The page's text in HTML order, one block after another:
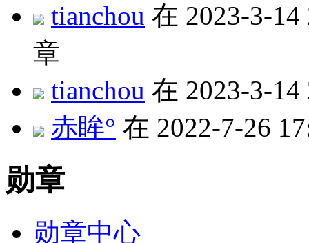
tianchou 在 2023-3-
章
tianchou 在 2023-3-
赤眸° 在 2022-7-26
勋章
勋章中心